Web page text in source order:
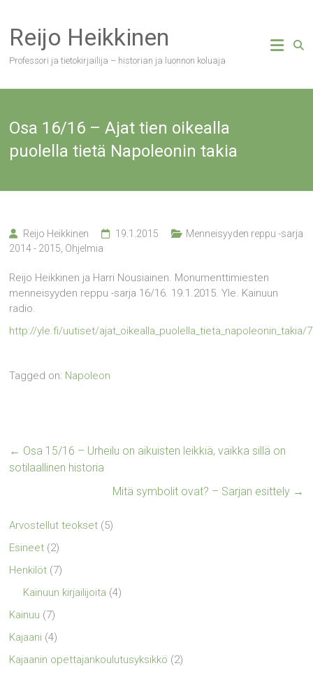
content
Reijo Heikkinen
Professori ja tietokirjailija – historian ja luonnon koluaja
Osa 16/16 – Ajat tien oikealla
puolella tietä Napoleonin takia
Reijo Heikkinen 19.1.2015
Menneisyyden reppu -sarja
2014 - 2015 Ohjelmia
Reijo Heikkinen ja Harri Nousiainen. Monumenttimiesten
menneisyyden reppu -sarja 16/16. 19.1.2015. Yle. Kainuun
radio.
http://yle.fi/uutiset/ajat_oikealla_puolella_tieta_napoleonin_takia/
Tagged on: Napoleon
← Osa 15/16 – Urheilu on aikuisten leikkiä, vaikka sillä on
sotilaallinen historia
Mitä symbolit ovat? – Sarjan esittely →
Arvostellut teokset (5)
Esineet (2)
Henkilöt (7)
Kainuun kirjailijoita (4)
Kainuu (7)
Kajaani (4)
Kajaanin opettajankoulutusyksikkö (2)